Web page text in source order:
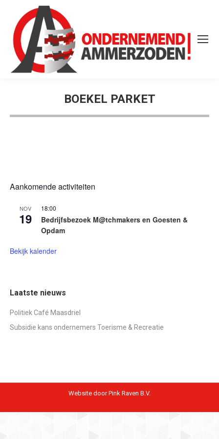
BOEKEL PARKET
Aankomende activiteiten
NOV
19
18:00
Bedrijfsbezoek M@tchmakers en Goesten &
Opdam
Bekijk kalender
Laatste nieuws
Politiek Café Maasdriel
Subsidie kans ondernemers Toerisme & Recreatie
Website door Pink Raven B.V.